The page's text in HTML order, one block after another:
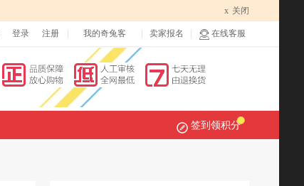
x 关闭
登录 注册 我的奇兔客 卖家报名 在线客服
签到领积分